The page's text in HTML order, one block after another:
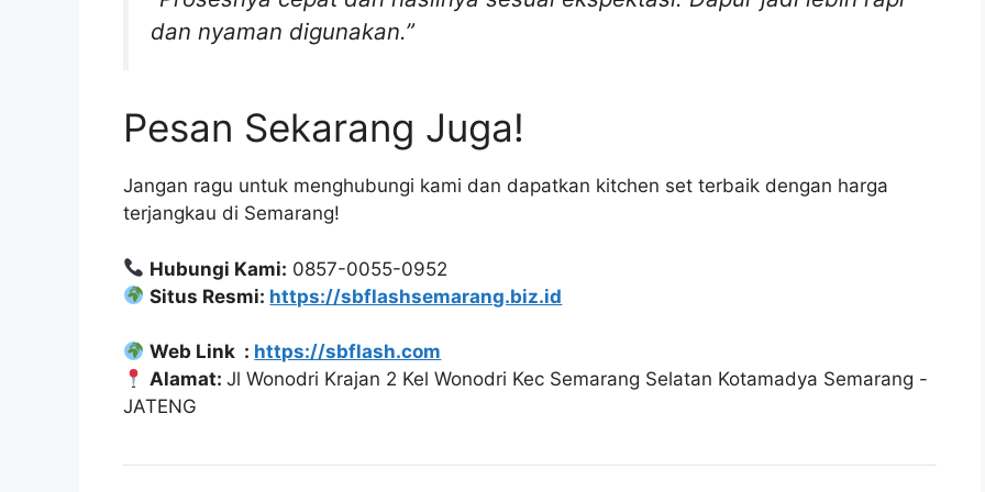
dan nyaman digunakan.”
Pesan Sekarang Juga!
Jangan ragu untuk menghubungi kami dan dapatkan kitchen set terbaik dengan harga
terjangkau di Semarang!
Hubungi Kami: 0857-0055-0952
Situs Resmi: https://sbflashsemarang.biz.id
Web Link : https://sbflash.com
Alamat:Jl Wonodri Krajan 2 Kel Wonodri Kec Semarang Selatan Kotamadya Semarang -
JATENG